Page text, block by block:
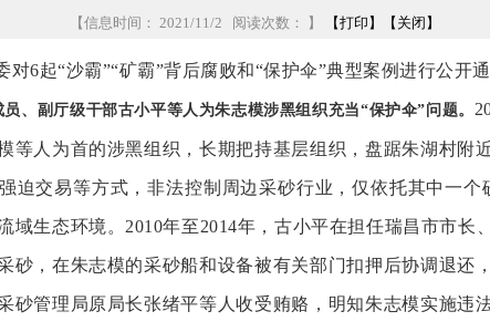
【信息时间： 2021/11/2 阅读次数： 】 【打印】 【关闭】
对6起“沙霸”“矿霸”背后腐败和“保护伞”典型案例进行公开
、副厅级干部古小平等人为朱志模涉黑组织充当“保护伞”问题。
等人为首的涉黑组织，长期把持基层组织，盘踞朱湖村附
迫交易等方式，非法控制周边采砂行业，仅依托其中一个
域生态环境。2010年至2014年，古小平在担任瑞昌市市长
砂，在朱志模的采砂船和设备被有关部门扣押后协调退还
砂管理局原局长张绪平等人收受贿赂，明知朱志模实施违